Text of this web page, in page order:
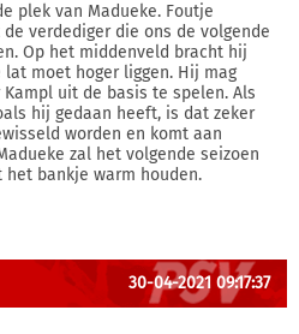
plek van Madueke. Foutje
verdediger die ons de volgende
Op het middenveld bracht hij
moet hoger liggen. Hij mag
uit de basis te spelen. Als
hij gedaan heeft, is dat zeker
worden en komt aan
zal het volgende seizoen
bankje warm houden.
30-04-2021 09:17:37